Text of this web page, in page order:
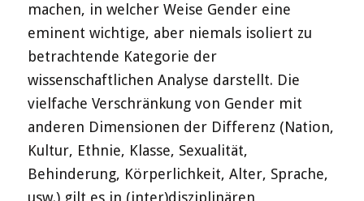
machen, in welcher Weise Gender eine
eminent wichtige, aber niemals isoliert zu
betrachtende Kategorie der
wissenschaftlichen Analyse darstellt. Die
vielfache Verschränkung von Gender mit
anderen Dimensionen der Differenz (Nation,
Kultur, Ethnie, Klasse, Sexualität,
Behinderung, Körperlichkeit, Alter, Sprache,